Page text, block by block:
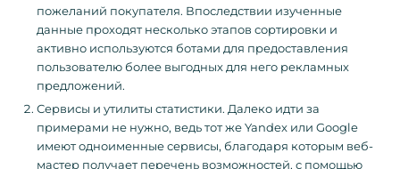
пожеланий покупателя. Впоследствии изученные
данные проходят несколько этапов сортировки и
активно используются ботами для предоставления
пользователю более выгодных для него рекламных
предложений.
Сервисы и утилиты статистики. Далеко идти за
примерами не нужно, ведь тот же Yandex или Google
имеют одноименные сервисы, благодаря которым веб-
мастер получает перечень возможностей, с помощью